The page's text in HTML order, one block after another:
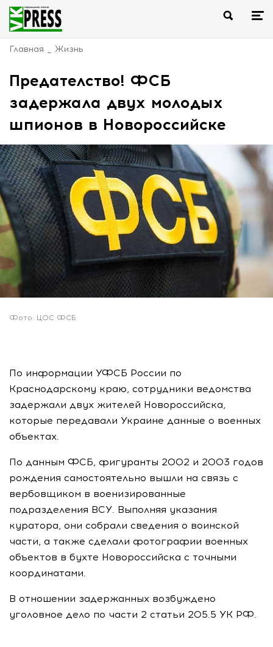
Главная Жизнь
Предателство! ФСБ
задержала двух молодых
шпионов в Новороссийске
Фото: ЦОС ФСБ
По информации УФСБ России по
Краснодарскому краю, сотрудники ведомства
задержали двух жителей Новороссийска,
которые передавали Украине данные о военных
объектах.
По данным ФСБ, фигуранты 2002 и 2003 годов
рождения самостоятельно вышли на связь с
вербовщиком в военизированные
подразделения ВСУ. Выполняя указания
куратора, они собрали сведения о воинской
части, а также сделали фотографии военных
объектов в бухте Новороссийска с точными
координатами.
В отношении задержанных возбуждено
уголовное дело по части 2 статьи 205.5 УК РФ.